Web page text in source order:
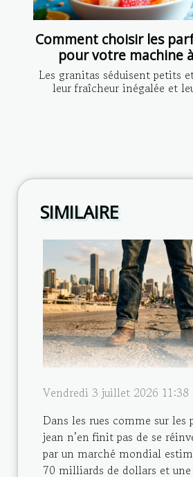
Comment choisir les
pour votre machine
Les granitas séduisent petits
leur fraîcheur inégalée et
SIMILAIRE
Vendredi 3 juillet 2026 11:38
Dans les rues comme sur les
jean n’en finit pas de se
par un marché mondial
70 milliards de dollars et